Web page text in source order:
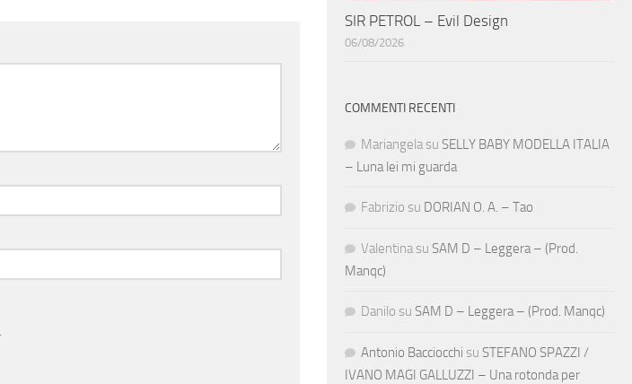
SIR PETROL – Evil Design
06/08/2026
COMMENTI RECENTI
Mariangela su SELLY BABY MODELLA ITALIA
– Luna lei mi guarda
Fabrizio su DORIAN O. A. – Tao
Valentina su SAM D – Leggera – (Prod.
Manqc)
Danilo su SAM D – Leggera – (Prod. Manqc)
Antonio Bacciocchi su STEFANO SPAZZI /
IVANO MAGI GALLUZZI – Una rotonda per